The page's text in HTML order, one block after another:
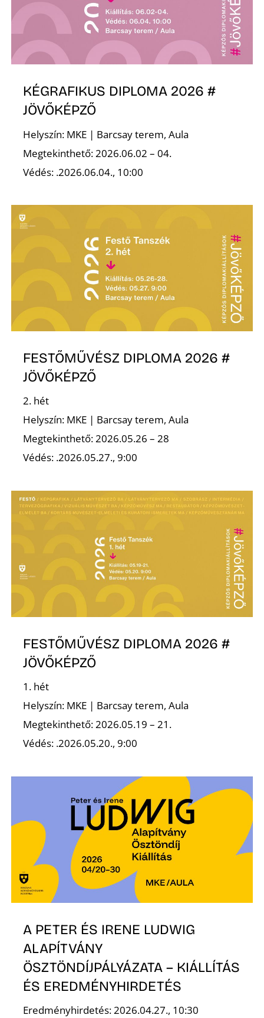
KÉGRAFIKUS DIPLOMA 2026 #
JÖVŐKÉPZŐ
Helyszín: MKE | Barcsay terem, Aula
Megtekinthető: 2026.06.02 – 04.
Védés: .2026.06.04., 10:00
FESTŐMŰVÉSZ DIPLOMA 2026 #
JÖVŐKÉPZŐ
2. hét
Helyszín: MKE | Barcsay terem, Aula
Megtekinthető: 2026.05.26 – 28
Védés: .2026.05.27., 9:00
FESTŐMŰVÉSZ DIPLOMA 2026 #
JÖVŐKÉPZŐ
1. hét
Helyszín: MKE | Barcsay terem, Aula
Megtekinthető: 2026.05.19 – 21.
Védés: .2026.05.20., 9:00
A PETER ÉS IRENE LUDWIG
ALAPÍTVÁNY
ÖSZTÖNDÍJPÁLYÁZATA – KIÁLLÍTÁS
ÉS EREDMÉNYHIRDETÉS
Eredményhirdetés: 2026.04.27., 10:30